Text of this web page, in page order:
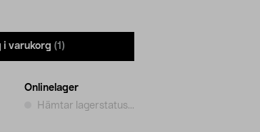
i varukorg (1)
Onlinelager
Hämtar lagerstatus...